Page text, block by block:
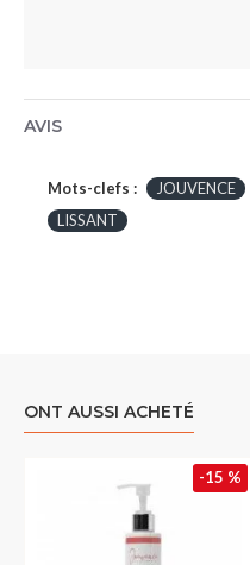
AVIS
Mots-clefs : JOUVENCE
LISSANT
ONT AUSSI ACHETÉ
-15 %